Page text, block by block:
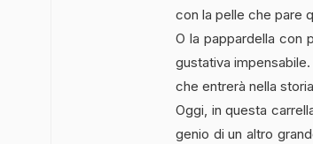
con la pelle che pare
O la pappardella con
gustativa
che entrerà nella
Oggi, in questa
genio di un altro